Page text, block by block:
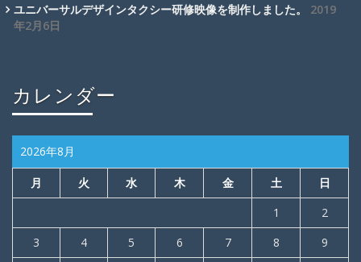
ユニバーサルデザインタクシー研修映像を制作しました。
2019
年2月6日
カレンダー
2026年8月
月 火 水 木 金 土 日
1
2
3
4 5 6 7 8
9